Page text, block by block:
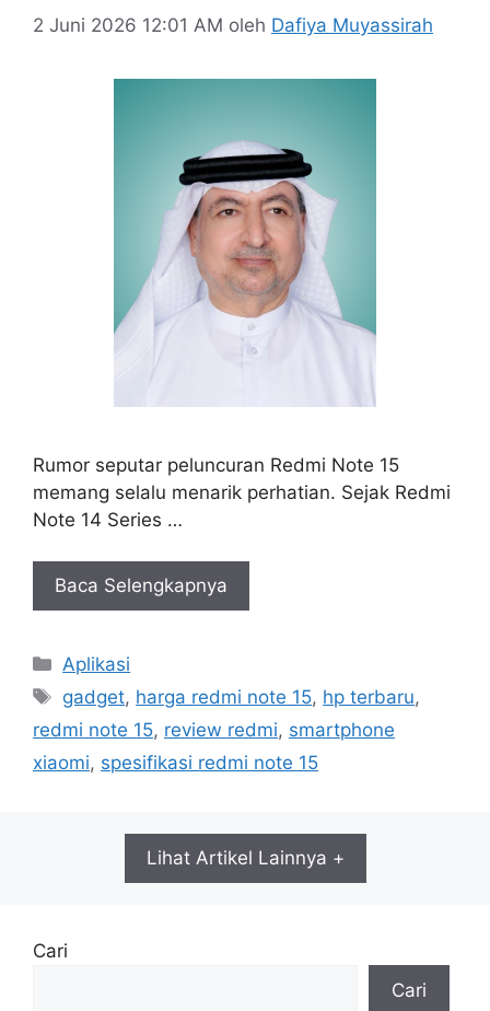
2 Juni 2026 12:01 AM oleh Dafiya Muyassirah
Rumor seputar peluncuran Redmi Note 15
memang selalu menarik perhatian. Sejak Redmi
Note 14 Series …
Baca Selengkapnya
Kategori
Aplikasi
Tag
gadget, harga redmi note 15, hp terbaru,
redmi note 15, review redmi, smartphone
xiaomi, spesifikasi redmi note 15
Lihat Artikel Lainnya +
Cari
Cari